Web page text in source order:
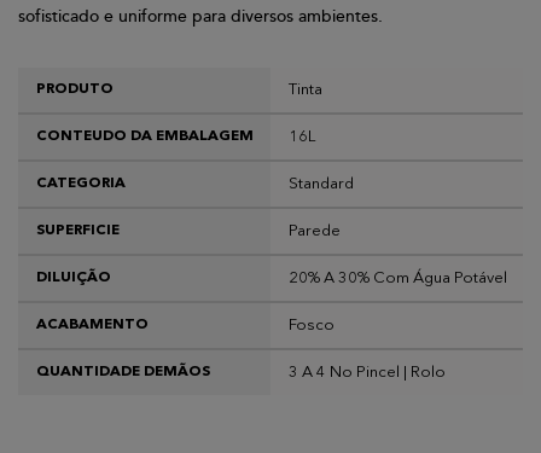
sofisticado e uniforme para diversos ambientes.
PRODUTO Tinta
CONTEUDO DA EMBALAGEM 16L
CATEGORIA Standard
SUPERFICIE Parede
DILUIÇÃO 20% A 30% Com Água Potável
ACABAMENTO Fosco
QUANTIDADE DEMÃOS 3 A 4 No Pincel | Rolo